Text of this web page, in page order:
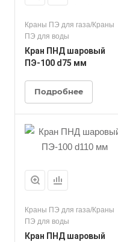
Краны ПЭ для газа/Краны
ПЭ для воды
Кран ПНД шаровый
ПЭ-100 d75 мм
Подробнее
Краны ПЭ для газа/Краны
ПЭ для воды
Кран ПНД шаровый